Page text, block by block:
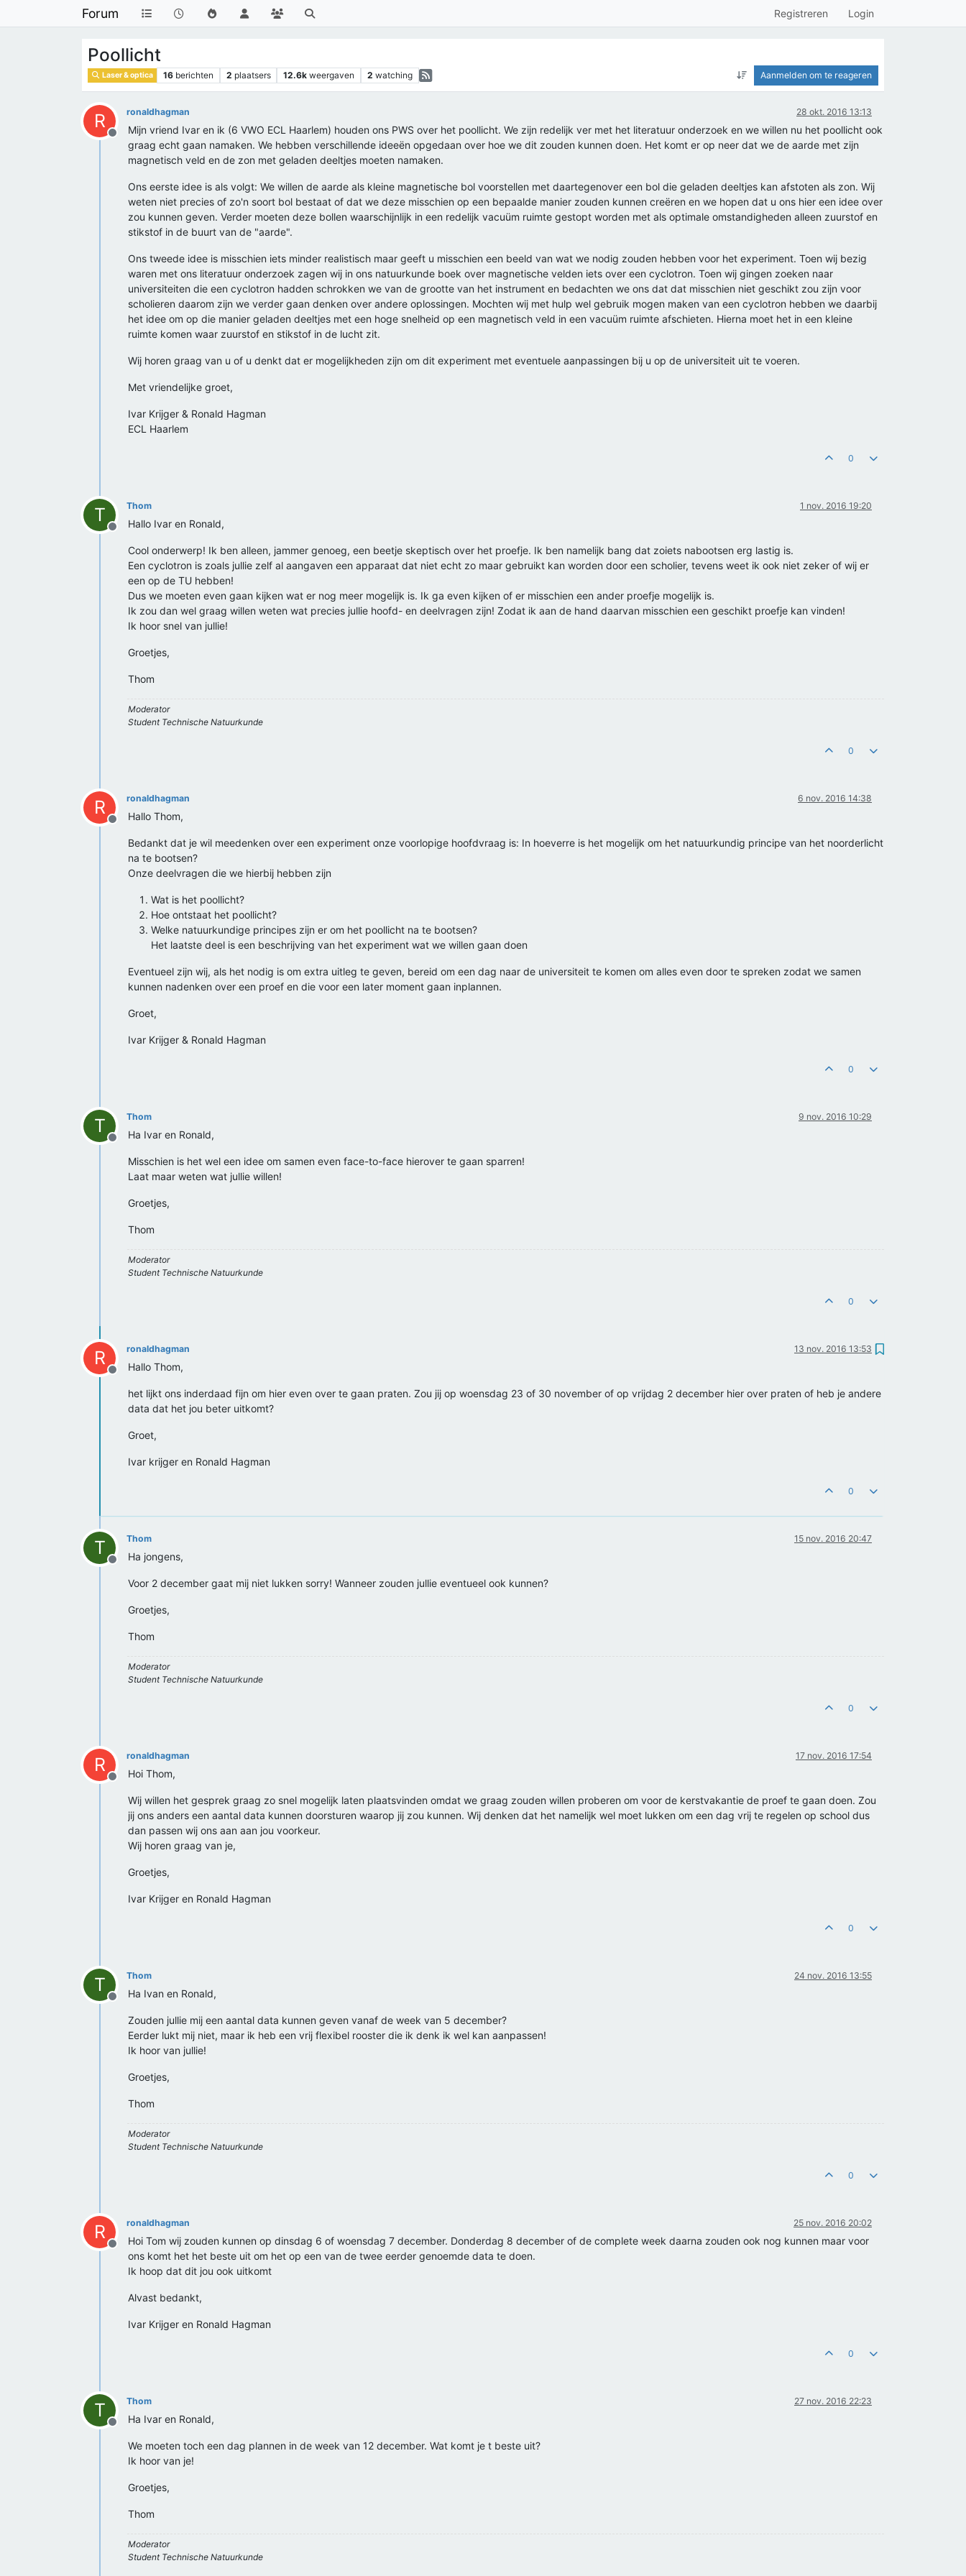
Forum Registreren Login
Poollicht
Laser & optica 16 berichten 2 plaatsers 12.6k weergaven 2 watching Aanmelden om te reageren
R
Offline
ronaldhagman 28 okt. 2016 13:13
Mijn vriend Ivar en ik (6 VWO ECL Haarlem) houden ons PWS over het poollicht. We zijn redelijk ver met het literatuur onderzoek en we willen nu het poollicht ook
graag echt gaan namaken. We hebben verschillende ideeën opgedaan over hoe we dit zouden kunnen doen. Het komt er op neer dat we de aarde met zijn
magnetisch veld en de zon met geladen deeltjes moeten namaken.
Ons eerste idee is als volgt: We willen de aarde als kleine magnetische bol voorstellen met daartegenover een bol die geladen deeltjes kan afstoten als zon. Wij
weten niet precies of zo'n soort bol bestaat of dat we deze misschien op een bepaalde manier zouden kunnen creëren en we hopen dat u ons hier een idee over
zou kunnen geven. Verder moeten deze bollen waarschijnlijk in een redelijk vacuüm ruimte gestopt worden met als optimale omstandigheden alleen zuurstof en
stikstof in de buurt van de "aarde".
Ons tweede idee is misschien iets minder realistisch maar geeft u misschien een beeld van wat we nodig zouden hebben voor het experiment. Toen wij bezig
waren met ons literatuur onderzoek zagen wij in ons natuurkunde boek over magnetische velden iets over een cyclotron. Toen wij gingen zoeken naar
universiteiten die een cyclotron hadden schrokken we van de grootte van het instrument en bedachten we ons dat dat misschien niet geschikt zou zijn voor
scholieren daarom zijn we verder gaan denken over andere oplossingen. Mochten wij met hulp wel gebruik mogen maken van een cyclotron hebben we daarbij
het idee om op die manier geladen deeltjes met een hoge snelheid op een magnetisch veld in een vacuüm ruimte afschieten. Hierna moet het in een kleine
ruimte komen waar zuurstof en stikstof in de lucht zit.
Wij horen graag van u of u denkt dat er mogelijkheden zijn om dit experiment met eventuele aanpassingen bij u op de universiteit uit te voeren.
Met vriendelijke groet,
Ivar Krijger & Ronald Hagman
ECL Haarlem
0
T
Offline
Thom 1 nov. 2016 19:20
Hallo Ivar en Ronald,
Cool onderwerp! Ik ben alleen, jammer genoeg, een beetje skeptisch over het proefje. Ik ben namelijk bang dat zoiets nabootsen erg lastig is.
Een cyclotron is zoals jullie zelf al aangaven een apparaat dat niet echt zo maar gebruikt kan worden door een scholier, tevens weet ik ook niet zeker of wij er
een op de TU hebben!
Dus we moeten even gaan kijken wat er nog meer mogelijk is. Ik ga even kijken of er misschien een ander proefje mogelijk is.
Ik zou dan wel graag willen weten wat precies jullie hoofd- en deelvragen zijn! Zodat ik aan de hand daarvan misschien een geschikt proefje kan vinden!
Ik hoor snel van jullie!
Groetjes,
Thom
Moderator
Student Technische Natuurkunde
0
R
Offline
ronaldhagman 6 nov. 2016 14:38
Hallo Thom,
Bedankt dat je wil meedenken over een experiment onze voorlopige hoofdvraag is: In hoeverre is het mogelijk om het natuurkundig principe van het noorderlicht
na te bootsen?
Onze deelvragen die we hierbij hebben zijn
Wat is het poollicht?
Hoe ontstaat het poollicht?
Welke natuurkundige principes zijn er om het poollicht na te bootsen?
Het laatste deel is een beschrijving van het experiment wat we willen gaan doen
Eventueel zijn wij, als het nodig is om extra uitleg te geven, bereid om een dag naar de universiteit te komen om alles even door te spreken zodat we samen
kunnen nadenken over een proef en die voor een later moment gaan inplannen.
Groet,
Ivar Krijger & Ronald Hagman
0
T
Offline
Thom 9 nov. 2016 10:29
Ha Ivar en Ronald,
Misschien is het wel een idee om samen even face-to-face hierover te gaan sparren!
Laat maar weten wat jullie willen!
Groetjes,
Thom
Moderator
Student Technische Natuurkunde
0
R
Offline
ronaldhagman 13 nov. 2016 13:53
Hallo Thom,
het lijkt ons inderdaad fijn om hier even over te gaan praten. Zou jij op woensdag 23 of 30 november of op vrijdag 2 december hier over praten of heb je andere
data dat het jou beter uitkomt?
Groet,
Ivar krijger en Ronald Hagman
0
T
Offline
Thom 15 nov. 2016 20:47
Ha jongens,
Voor 2 december gaat mij niet lukken sorry! Wanneer zouden jullie eventueel ook kunnen?
Groetjes,
Thom
Moderator
Student Technische Natuurkunde
0
R
Offline
ronaldhagman 17 nov. 2016 17:54
Hoi Thom,
Wij willen het gesprek graag zo snel mogelijk laten plaatsvinden omdat we graag zouden willen proberen om voor de kerstvakantie de proef te gaan doen. Zou
jij ons anders een aantal data kunnen doorsturen waarop jij zou kunnen. Wij denken dat het namelijk wel moet lukken om een dag vrij te regelen op school dus
dan passen wij ons aan aan jou voorkeur.
Wij horen graag van je,
Groetjes,
Ivar Krijger en Ronald Hagman
0
T
Offline
Thom 24 nov. 2016 13:55
Ha Ivan en Ronald,
Zouden jullie mij een aantal data kunnen geven vanaf de week van 5 december?
Eerder lukt mij niet, maar ik heb een vrij flexibel rooster die ik denk ik wel kan aanpassen!
Ik hoor van jullie!
Groetjes,
Thom
Moderator
Student Technische Natuurkunde
0
R
Offline
ronaldhagman 25 nov. 2016 20:02
Hoi Tom wij zouden kunnen op dinsdag 6 of woensdag 7 december. Donderdag 8 december of de complete week daarna zouden ook nog kunnen maar voor
ons komt het het beste uit om het op een van de twee eerder genoemde data te doen.
Ik hoop dat dit jou ook uitkomt
Alvast bedankt,
Ivar Krijger en Ronald Hagman
0
T
Offline
Thom 27 nov. 2016 22:23
Ha Ivar en Ronald,
We moeten toch een dag plannen in de week van 12 december. Wat komt je t beste uit?
Ik hoor van je!
Groetjes,
Thom
Moderator
Student Technische Natuurkunde